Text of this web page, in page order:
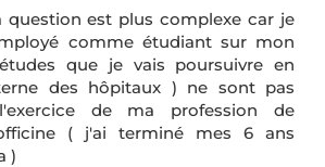
question est plus complexe car je
comme étudiant sur mon
que je vais poursuivre en
des hôpitaux ) ne sont pas
de ma profession de
( j'ai terminé mes 6 ans
)